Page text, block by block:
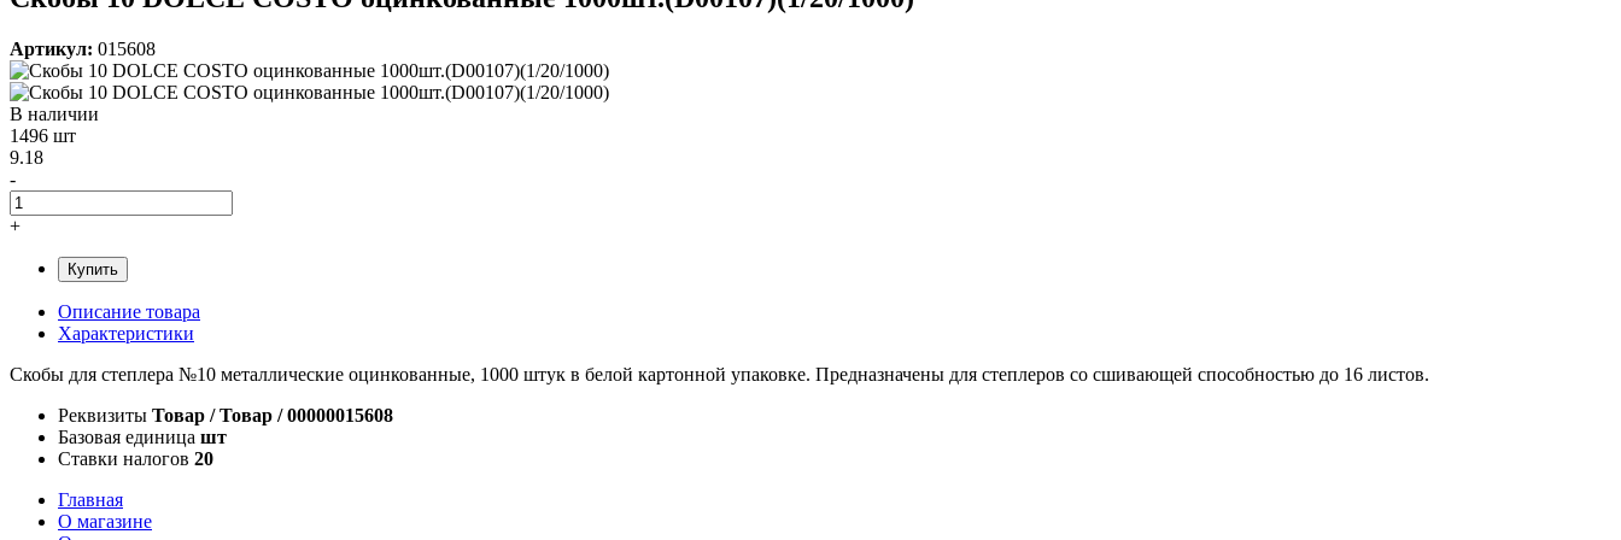
Артикул: 015608
В наличии
1496 шт
9.18
-
+
Купить
Описание товара
Характеристики
Скобы для степлера №10 металлические оцинкованные, 1000 штук в белой картонной упаковке. Предназначены для степлеров со сшивающей способностью до 16 листов.
Реквизиты Товар / Товар / 00000015608
Базовая единица шт
Ставки налогов 20
Главная
О магазине